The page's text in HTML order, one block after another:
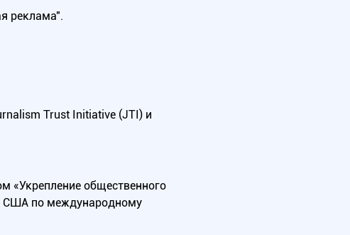
реклама".
Trust Initiative (JTI) и
«Укрепление общественного
США по международному